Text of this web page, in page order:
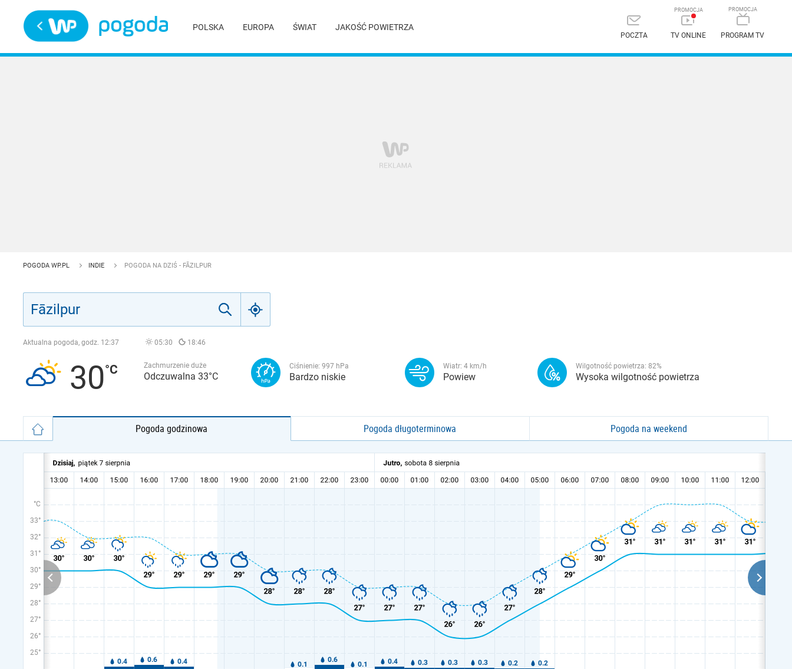
POLSKA EUROPA ŚWIAT JAKOŚĆ POWIETRZA
POCZTA TV ONLINE PROGRAM TV
POGODA WP.PL INDIE POGODA NA DZIŚ - FĀZILPUR
Aktualna pogoda, godz. 12:37 05:30 18:46
30 Zachmurzenie duże
Odczuwalna 33°C
Ciśnienie: 997 hPa
Bardzo niskie
Wiatr: 4 km/h
Powiew
Wilgotność powietrza: 82%
Wysoka wilgotność powietrza
Pogoda godzinowa Pogoda długoterminowa Pogoda na weekend
°C
33°
32°
31°
30°
29°
28°
27°
26°
25°